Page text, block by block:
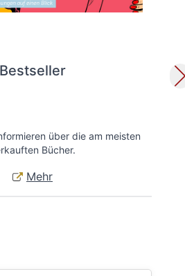
Bestseller
über die am meisten
Bücher.
Mehr